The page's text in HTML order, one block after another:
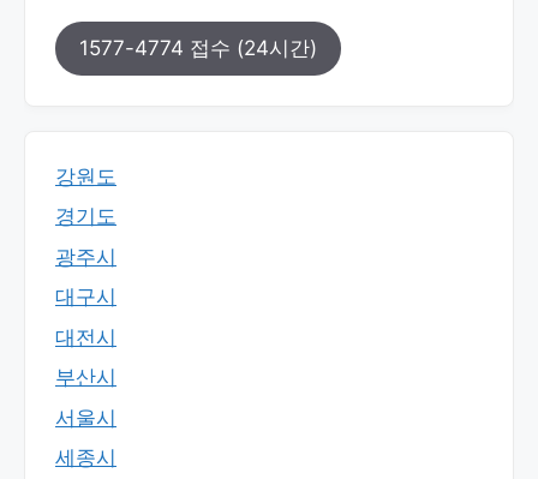
1577-4774 접수 (24시간)
강원도
경기도
광주시
대구시
대전시
부산시
서울시
세종시